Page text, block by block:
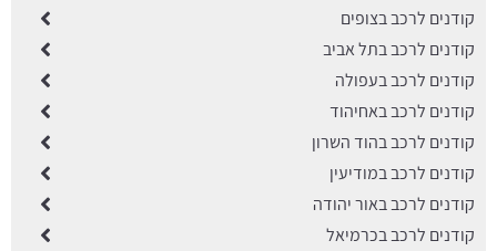
קודנים לרכב בצופים
קודנים לרכב בתל אביב
קודנים לרכב בעפולה
קודנים לרכב באחיהוד
קודנים לרכב בהוד השרון
קודנים לרכב במודיעין
קודנים לרכב באור יהודה
קודנים לרכב בכרמיאל